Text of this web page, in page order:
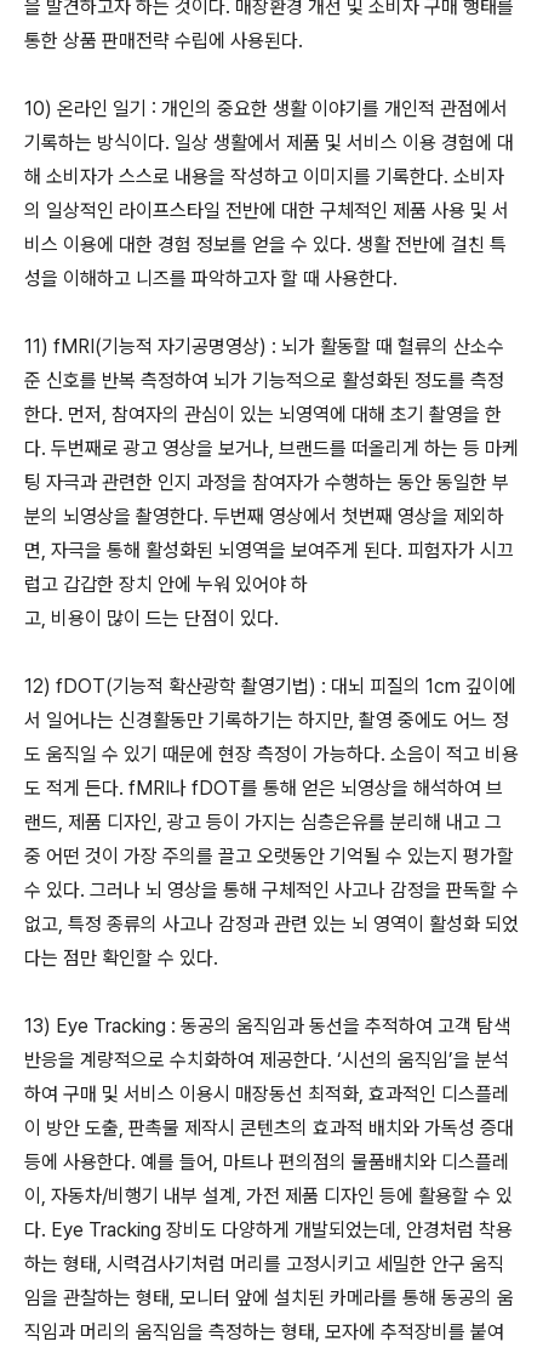
을 발견하고자 하는 것이다. 매장환경 개선 및 소비자 구매 행태를
통한 상품 판매전략 수립에 사용된다.
10) 온라인 일기 : 개인의 중요한 생활 이야기를 개인적 관점에서
기록하는 방식이다. 일상 생활에서 제품 및 서비스 이용 경험에 대
해 소비자가 스스로 내용을 작성하고 이미지를 기록한다. 소비자
의 일상적인 라이프스타일 전반에 대한 구체적인 제품 사용 및 서
비스 이용에 대한 경험 정보를 얻을 수 있다. 생활 전반에 걸친 특
성을 이해하고 니즈를 파악하고자 할 때 사용한다.
11) fMRI(기능적 자기공명영상) : 뇌가 활동할 때 혈류의 산소수
준 신호를 반복 측정하여 뇌가 기능적으로 활성화된 정도를 측정
한다. 먼저, 참여자의 관심이 있는 뇌영역에 대해 초기 촬영을 한
다. 두번째로 광고 영상을 보거나, 브랜드를 떠올리게 하는 등 마케
팅 자극과 관련한 인지 과정을 참여자가 수행하는 동안 동일한 부
분의 뇌영상을 촬영한다. 두번째 영상에서 첫번째 영상을 제외하
면, 자극을 통해 활성화된 뇌영역을 보여주게 된다. 피험자가 시끄
럽고 갑갑한 장치 안에 누워 있어야 하
고, 비용이 많이 드는 단점이 있다.
12) fDOT(기능적 확산광학 촬영기법) : 대뇌 피질의 1cm 깊이에
서 일어나는 신경활동만 기록하기는 하지만, 촬영 중에도 어느 정
도 움직일 수 있기 때문에 현장 측정이 가능하다. 소음이 적고 비용
도 적게 든다. fMRI나 fDOT를 통해 얻은 뇌영상을 해석하여 브
랜드, 제품 디자인, 광고 등이 가지는 심층은유를 분리해 내고 그
중 어떤 것이 가장 주의를 끌고 오랫동안 기억될 수 있는지 평가할
수 있다. 그러나 뇌 영상을 통해 구체적인 사고나 감정을 판독할 수
없고, 특정 종류의 사고나 감정과 관련 있는 뇌 영역이 활성화 되었
다는 점만 확인할 수 있다.
13) Eye Tracking : 동공의 움직임과 동선을 추적하여 고객 탐색
반응을 계량적으로 수치화하여 제공한다. ‘시선의 움직임’을 분석
하여 구매 및 서비스 이용시 매장동선 최적화, 효과적인 디스플레
이 방안 도출, 판촉물 제작시 콘텐츠의 효과적 배치와 가독성 증대
등에 사용한다. 예를 들어, 마트나 편의점의 물품배치와 디스플레
이, 자동차/비행기 내부 설계, 가전 제품 디자인 등에 활용할 수 있
다. Eye Tracking 장비도 다양하게 개발되었는데, 안경처럼 착용
하는 형태, 시력검사기처럼 머리를 고정시키고 세밀한 안구 움직
임을 관찰하는 형태, 모니터 앞에 설치된 카메라를 통해 동공의 움
직임과 머리의 움직임을 측정하는 형태, 모자에 추적장비를 붙여